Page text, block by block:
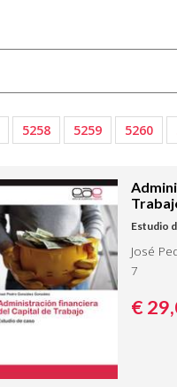
5258 5259 5260
Estudio
José
7
€ 29,